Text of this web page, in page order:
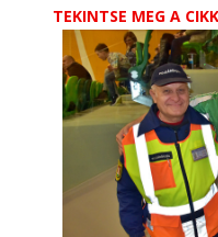
TEKINTSE MEG A